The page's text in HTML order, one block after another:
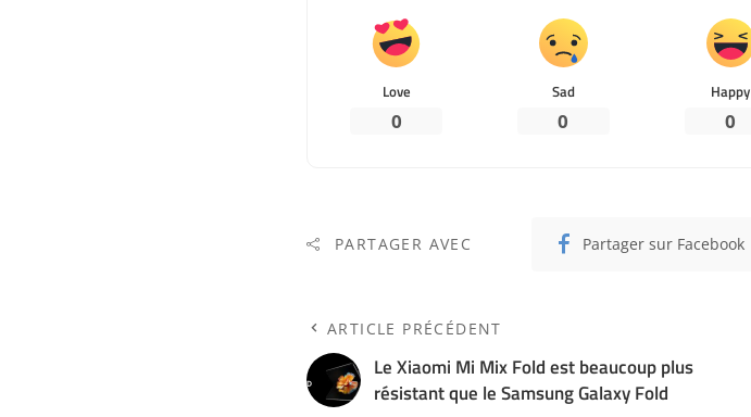
Love
0
Sad
0
Happy
0
PARTAGER AVEC Partager sur Facebook
ARTICLE PRÉCÉDENT
Le Xiaomi Mi Mix Fold est beaucoup plus
résistant que le Samsung Galaxy Fold